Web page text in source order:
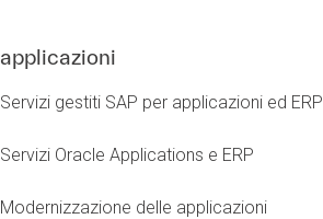
applicazioni
Servizi gestiti SAP per applicazioni ed ERP
Servizi Oracle Applications e ERP
Modernizzazione delle applicazioni